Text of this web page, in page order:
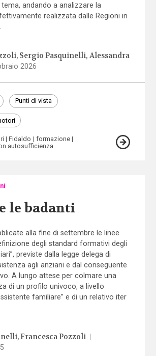
andando a analizzare la
realizzata dalle Regioni in
Sergio Pasquinelli Alessandra
2026
Punti di vista
Fidaldo
formazione
autosufficienza
le badanti
alla fine di settembre le linee
degli standard formativi degli
previste dalla legge delega di
agli anziani e dal conseguente
A lungo attese per colmare una
di un profilo univoco, a livello
familiare” e di un relativo iter
Francesca Pozzoli